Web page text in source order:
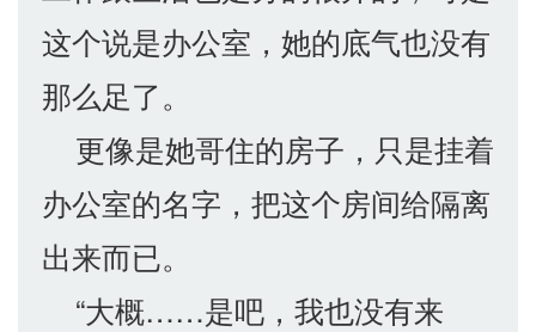
这个说是办公室，她的底气也没有
那么足了。
更像是她哥住的房子，只是挂着
办公室的名字，把这个房间给隔离
出来而已。
“大概……是吧，我也没有来